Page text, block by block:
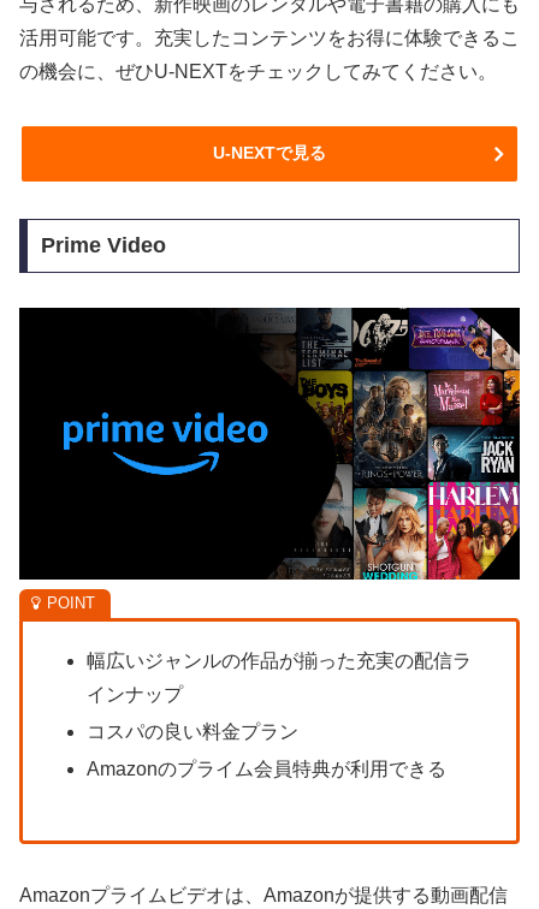
与されるため、新作映画のレンタルや電子書籍の購入にも
活用可能です。充実したコンテンツをお得に体験できるこ
の機会に、ぜひU-NEXTをチェックしてみてください。
U-NEXTで見る
Prime Video
幅広いジャンルの作品が揃った充実の配信ラ
インナップ
コスパの良い料金プラン
Amazonのプライム会員特典が利用できる
Amazonプライムビデオは、Amazonが提供する動画配信